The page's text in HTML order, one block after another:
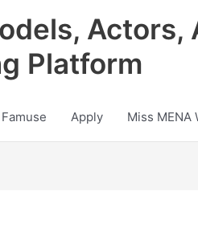
Platform
Apply Miss MENA